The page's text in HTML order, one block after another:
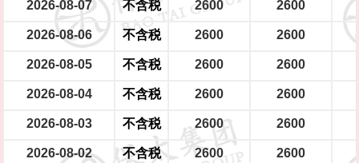
2026-08-07 不含税 2600 2600
2026-08-06 不含税 2600 2600
2026-08-05 不含税 2600 2600
2026-08-04 不含税 2600 2600
2026-08-03 不含税 2600 2600
2026-08-02 不含税 2600 2600